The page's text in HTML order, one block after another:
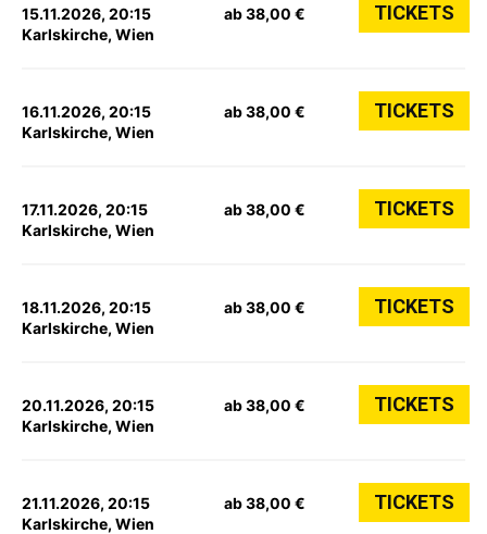
15.11.2026, 20:15
Karlskirche, Wien
ab 38,00 € TICKETS
16.11.2026, 20:15
Karlskirche, Wien
ab 38,00 € TICKETS
17.11.2026, 20:15
Karlskirche, Wien
ab 38,00 € TICKETS
18.11.2026, 20:15
Karlskirche, Wien
ab 38,00 € TICKETS
20.11.2026, 20:15
Karlskirche, Wien
ab 38,00 € TICKETS
21.11.2026, 20:15
Karlskirche, Wien
ab 38,00 € TICKETS